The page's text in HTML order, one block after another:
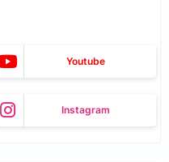
Youtube
Instagram